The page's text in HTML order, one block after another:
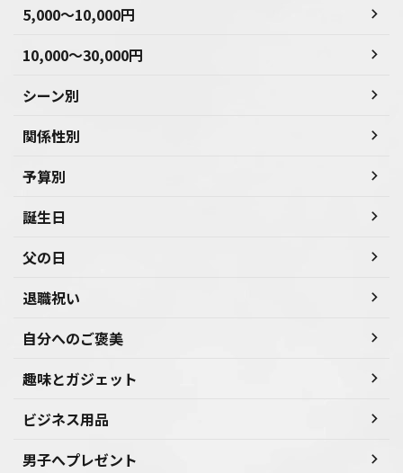
5,000～10,000円
10,000～30,000円
シーン別
関係性別
予算別
誕生日
父の日
退職祝い
自分へのご褒美
趣味とガジェット
ビジネス用品
男子へプレゼント